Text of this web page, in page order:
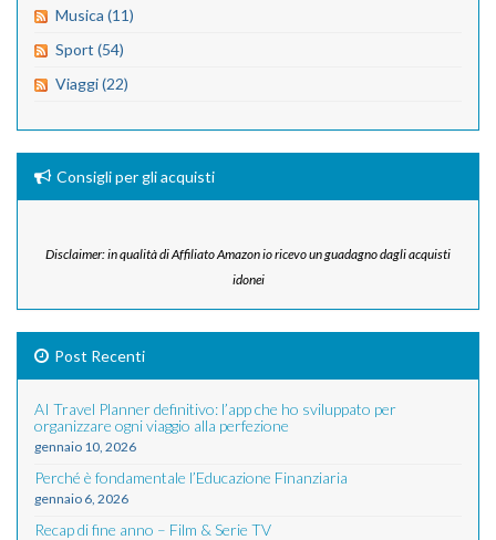
Musica (11)
Sport (54)
Viaggi (22)
Consigli per gli acquisti
Disclaimer: in qualità di Affiliato Amazon io ricevo un guadagno dagli acquisti
idonei
Post Recenti
AI Travel Planner definitivo: l’app che ho sviluppato per
organizzare ogni viaggio alla perfezione
gennaio 10, 2026
Perché è fondamentale l’Educazione Finanziaria
gennaio 6, 2026
Recap di fine anno – Film & Serie TV